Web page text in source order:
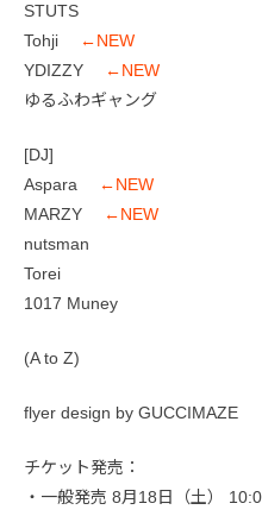
STUTS
Tohji
←NEW
YDIZZY
←NEW
ゆるふわギャング
[DJ]
Aspara
←NEW
MARZY
←NEW
nutsman
Torei
1017 Muney
(A to Z)
flyer design by GUCCIMAZE
チケット発売：
・一般発売 8月18日（土）